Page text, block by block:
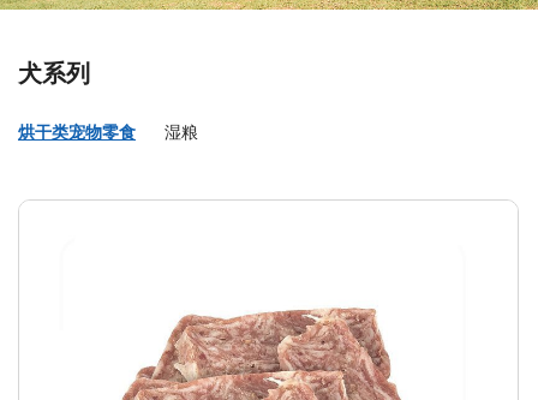
犬系列
烘干类宠物零食 湿粮